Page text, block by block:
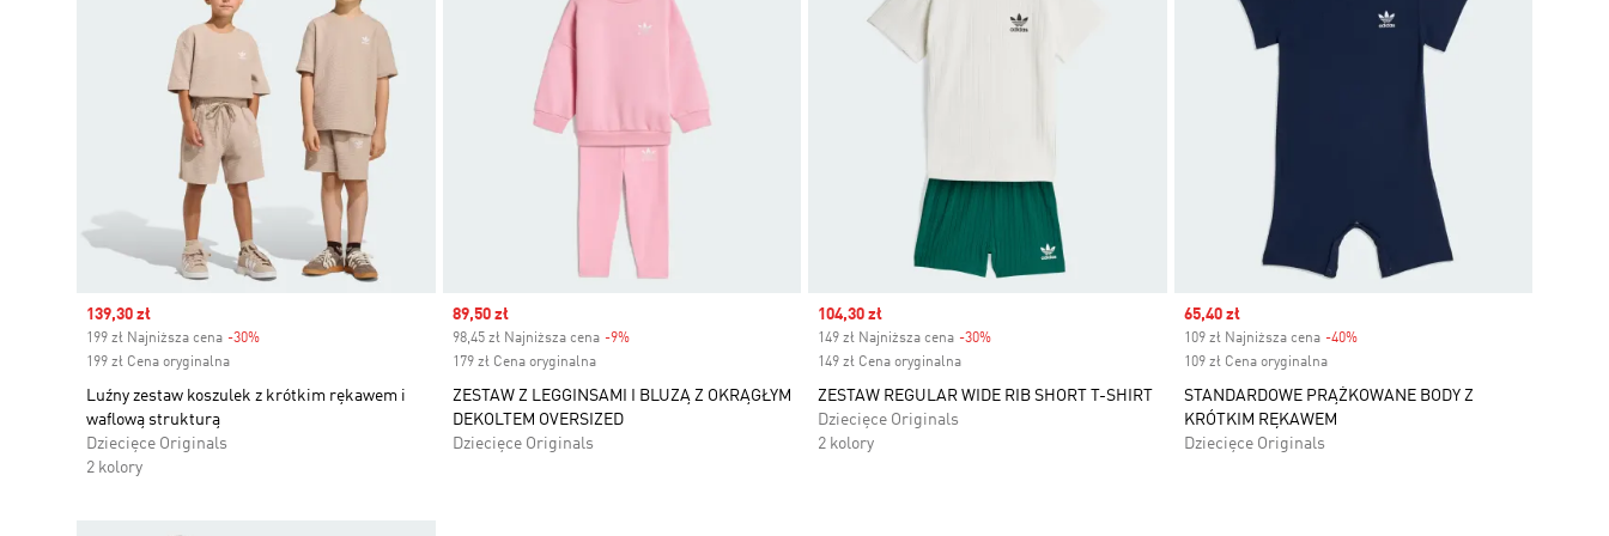
Sale price
139,30 zł
199 zł Najniższa cena -30%
199 zł Cena oryginalna
Luźny zestaw koszulek z krótkim rękawem i
waflową strukturą
Dziecięce Originals
2 kolory
Sale price
89,50 zł
98,45 zł Najniższa cena -9%Discount
179 zł Cena oryginalna
ZESTAW Z LEGGINSAMI I BLUZĄ Z OKRĄGŁYM
DEKOLTEM OVERSIZED
Dziecięce Originals
Sale price
104,30 zł
149 zł Najniższa cena -30%
149 zł Cena oryginalna
ZESTAW REGULAR WIDE RIB SHORT T-SHIRT
Dziecięce Originals
2 kolory
Sale price
65,40 zł
109 zł Najniższa cena -40%Discount
109 zł Cena oryginalna
STANDARDOWE PRĄŻKOWANE BODY Z
KRÓTKIM RĘKAWEM
Dziecięce Originals